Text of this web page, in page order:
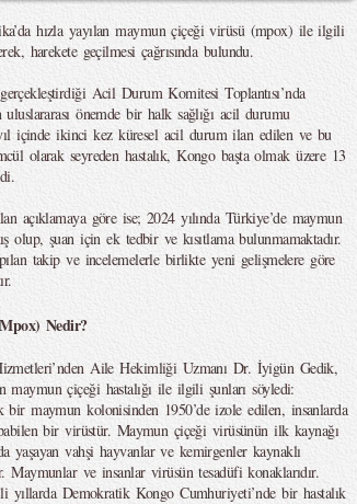
hızla yayılan maymun çiçeği virüsü (mpox) ile ilgili
harekete geçilmesi çağrısında bulundu.
Acil Durum Komitesi Toplantısı’nda
uluslararası önemde bir halk sağlığı acil durumu
içinde ikinci kez küresel acil durum ilan edilen ve bu
olarak seyreden hastalık, Kongo başta olmak üzere 13
açıklamaya göre ise; 2024 yılında Türkiye’de maymun
olup, şuan için ek tedbir ve kısıtlama bulunmamaktadır.
takip ve incelemelerle birlikte yeni gelişmelere göre
Nedir?
Aile Hekimliği Uzmanı Dr. İyigün Gedik,
maymun çiçeği hastalığı ile ilgili şunları söyledi:
maymun kolonisinden 1950’de izole edilen, insanlarda
bir virüstür. Maymun çiçeği virüsünün ilk kaynağı
yaşayan vahşi hayvanlar ve kemirgenler kaynaklı
Maymunlar ve insanlar virüsün tesadüfi konaklarıdır.
yıllarda Demokratik Kongo Cumhuriyeti’nde bir hastalık